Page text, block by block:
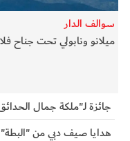
تكنولوجيا
من العالم
سوالف الدار
ميلانو ونابولي تحت جناح
جائزة لـ"ملكة جمال
هدايا صيف دبي من